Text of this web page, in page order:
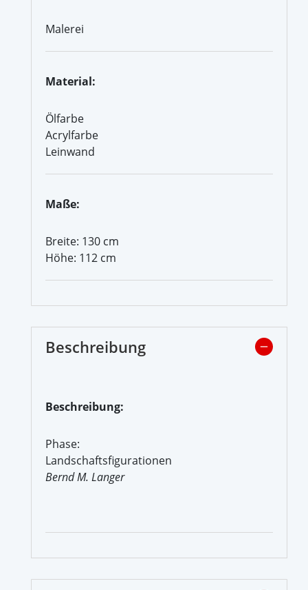
Malerei
Material:
Ölfarbe
Acrylfarbe
Leinwand
Maße:
Breite: 130 cm
Höhe: 112 cm
Beschreibung
Beschreibung:
Phase:
Landschaftsfigurationen
Bernd M. Langer